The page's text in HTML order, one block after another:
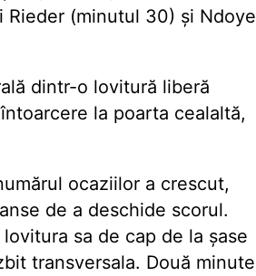
(minutul 30) și Ndoye
dintr-o lovitură liberă
la poarta cealaltă,
ocaziilor a crescut,
de a deschide scorul.
sa de cap de la șase
transversala. Două minute